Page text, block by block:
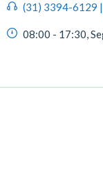
(31) 3394-6129
08:00 - 17:30,